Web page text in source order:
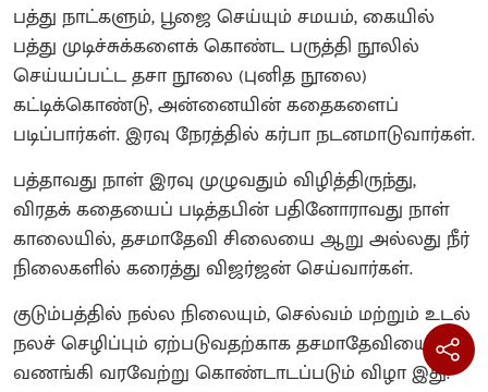
பத்து நாட்களும், பூஜை செய்யும் சமயம், கையில்
பத்து முடிச்சுக்களைக் கொண்ட பருத்தி நூலில்
செய்யப்பட்ட தசா நூலை (புனித நூலை)
கட்டிக்கொண்டு, அன்னையின் கதைகளைப்
படிப்பார்கள். இரவு நேரத்தில் கர்பா நடனமாடுவார்கள்.
பத்தாவது நாள் இரவு முழுவதும் விழித்திருந்து,
விரதக் கதையைப் படித்தபின் பதினோராவது நாள்
காலையில், தசமாதேவி சிலையை ஆறு அல்லது நீர்
நிலைகளில் கரைத்து விஜர்ஜன் செய்வார்கள்.
குடும்பத்தில் நல்ல நிலையும், செல்வம் மற்றும் உடல்
நலச் செழிப்பும் ஏற்படுவதற்காக தசமாதேவியை
வணங்கி வரவேற்று கொண்டாடப்படும் விழா இது.